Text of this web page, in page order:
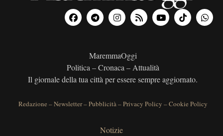
MaremmaOggi
Politica – Cronaca – Attualità
Il giornale della tua città per essere sempre aggiornato.
Redazione –Newsletter–Pubblicità–Privacy Policy –Cookie Policy
Notizie